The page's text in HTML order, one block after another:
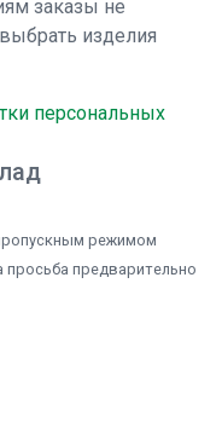
заказы не
изделия
персональных
режимом
предварительно